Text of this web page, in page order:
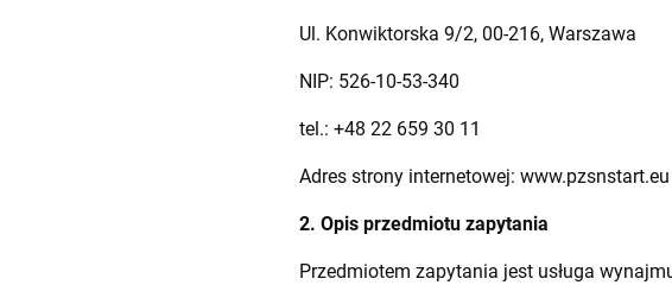
Ul. Konwiktorska 9/2, 00-216, Warszawa
NIP: 526-10-53-340
tel.: +48 22 659 30 11
Adres strony internetowej: www.pzsnstart.eu
2. Opis przedmiotu zapytania
Przedmiotem zapytania jest usługa